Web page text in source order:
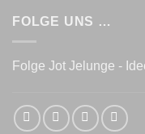
FOLGE UNS …
Folge Jot Jelunge -